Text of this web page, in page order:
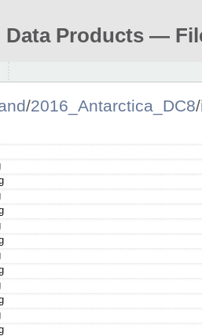
Data Products —
/2016_Antarctica_DC8/